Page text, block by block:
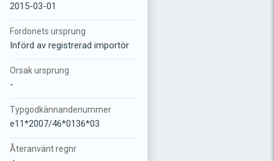
2015-03-01
Fordonets ursprung
Införd av registrerad importör
Orsak ursprung
-
Typgodkännandenummer
e11*2007/46*0136*03
Återanvänt regnr